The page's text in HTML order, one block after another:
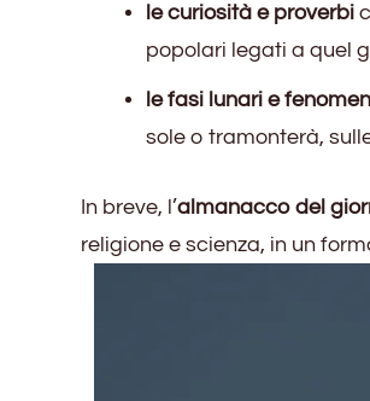
le curiosità e proverbi
popolari legati a quel
le fasi lunari e
sole o tramonterà,
In breve, l’almanacco del
religione e scienza, in un